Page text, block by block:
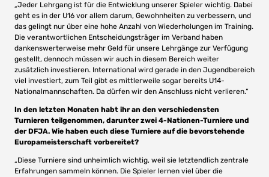
„Jeder Lehrgang ist für die Entwicklung unserer Spieler wichtig. Dabei
geht es in der U16 vor allem darum, Gewohnheiten zu verbessern, und
das gelingt nur über eine hohe Anzahl von Wiederholungen im Training.
Die verantwortlichen Entscheidungsträger im Verband haben
dankenswerterweise mehr Geld für unsere Lehrgänge zur Verfügung
gestellt, dennoch müssen wir auch in diesem Bereich weiter
zusätzlich investieren. International wird gerade in den Jugendbereich
viel investiert, zum Teil gibt es mittlerweile sogar bereits U14-
Nationalmannschaften. Da dürfen wir den Anschluss nicht verlieren.“
In den letzten Monaten habt ihr an den verschiedensten
Turnieren teilgenommen, darunter zwei 4-Nationen-Turniere und
der DFJA. Wie haben euch diese Turniere auf die bevorstehende
Europameisterschaft vorbereitet?
„Diese Turniere sind unheimlich wichtig, weil sie letztendlich zentrale
Erfahrungen sammeln können. Die Spieler lernen viel über die